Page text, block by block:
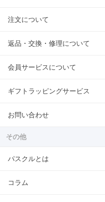
注文について
返品・交換・修理について
会員サービスについて
ギフトラッピングサービス
お問い合わせ
その他
パスクルとは
コラム